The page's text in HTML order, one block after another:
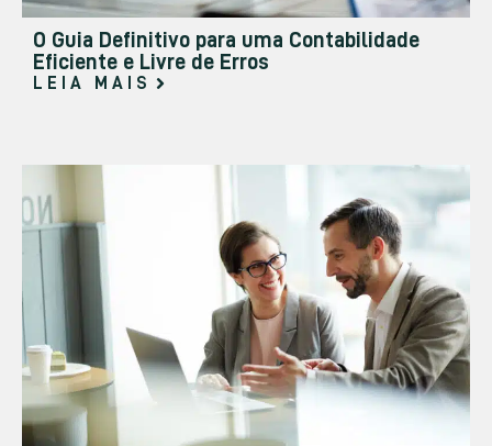
O Guia Definitivo para uma Contabilidade
Eficiente e Livre de Erros
LEIA MAIS